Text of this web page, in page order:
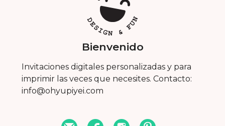
Bienvenido
Invitaciones digitales personalizadas y para
imprimir las veces que necesites. Contacto:
info@ohyupiyei.com